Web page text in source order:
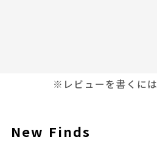
※レビューを書くには
New Finds